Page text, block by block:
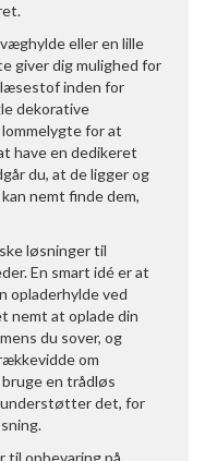
eller en lille
giver dig mulighed for
inden for
dekorative
for at
have en dedikeret
du, at de ligger og
nemt finde dem,
løsninger til
En smart idé er at
opladerhylde ved
nemt at oplade din
du sover, og
om
en trådløs
understøtter det, for